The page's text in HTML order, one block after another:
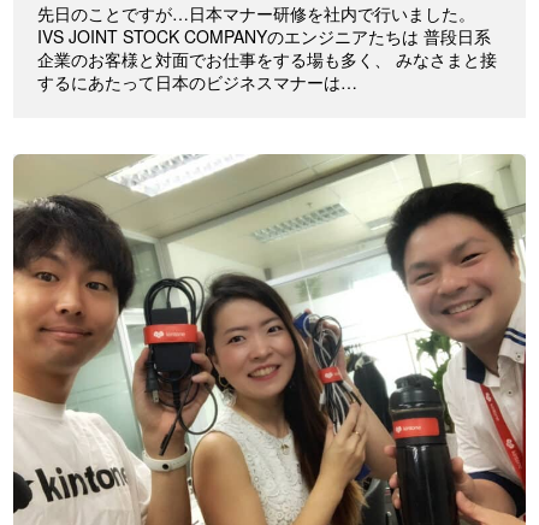
先日のことですが…日本マナー研修を社内で行いました。
IVS JOINT STOCK COMPANYのエンジニアたちは 普段日系
企業のお客様と対面でお仕事をする場も多く、 みなさまと接
するにあたって日本のビジネスマナーは…